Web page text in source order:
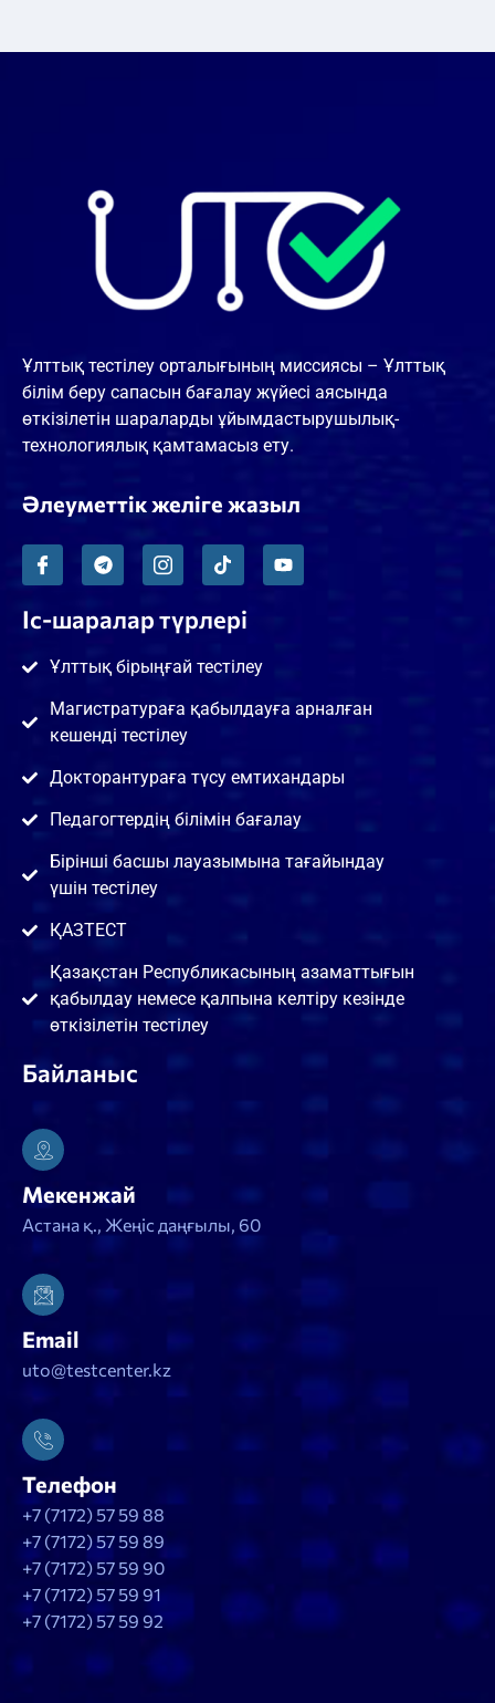
Ұлттық тестілеу орталығының миссиясы – Ұлттық
білім беру сапасын бағалау жүйесі аясында
өткізілетін шараларды ұйымдастырушылық-
технологиялық қамтамасыз ету.
Әлеуметтік желіге жазыл
Іс-шаралар түрлері
Ұлттық бірыңғай тестілеу
Магистратураға қабылдауға арналған
кешенді тестілеу
Докторантураға түсу емтихандары
Педагогтердің білімін бағалау
Бірінші басшы лауазымына тағайындау
үшін тестілеу
ҚАЗТЕСТ
Қазақстан Республикасының азаматтығын
қабылдау немесе қалпына келтіру кезінде
өткізілетін тестілеу
Байланыс
Мекенжай
Астана қ., Жеңіс даңғылы, 60
Email
uto@testcenter.kz
Телефон
+7 (7172) 57 59 88
+7 (7172) 57 59 89
+7 (7172) 57 59 90
+7 (7172) 57 59 91
+7 (7172) 57 59 92